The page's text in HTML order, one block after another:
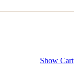
Show Cart